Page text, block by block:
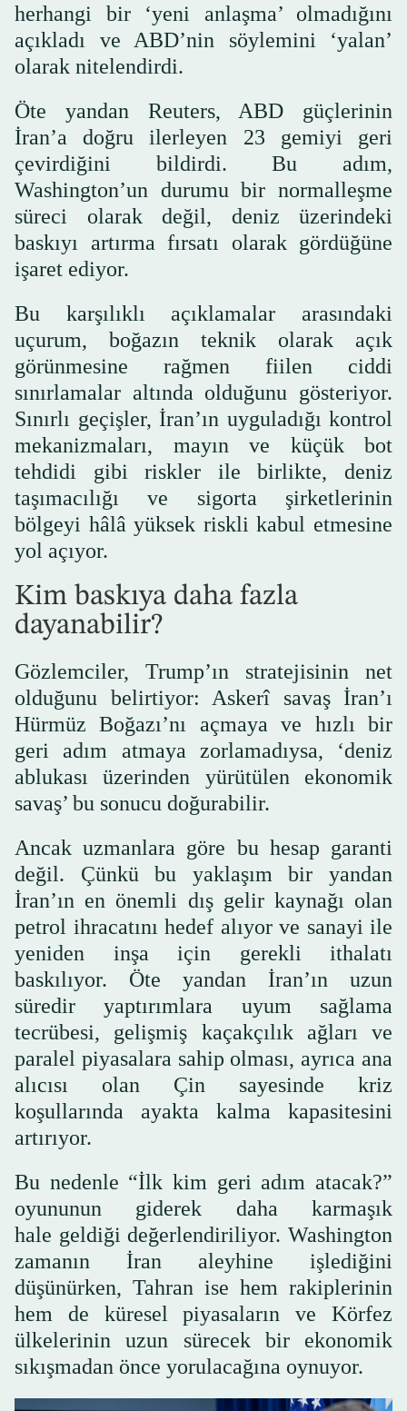
herhangi bir ‘yeni anlaşma’ olmadığını
açıkladı ve ABD’nin söylemini ‘yalan’
olarak nitelendirdi.
Öte yandan Reuters, ABD güçlerinin
İran’a doğru ilerleyen 23 gemiyi geri
çevirdiğini bildirdi. Bu adım,
Washington’un durumu bir normalleşme
süreci olarak değil, deniz üzerindeki
baskıyı artırma fırsatı olarak gördüğüne
işaret ediyor.
Bu karşılıklı açıklamalar arasındaki
uçurum, boğazın teknik olarak açık
görünmesine rağmen fiilen ciddi
sınırlamalar altında olduğunu gösteriyor.
Sınırlı geçişler, İran’ın uyguladığı kontrol
mekanizmaları, mayın ve küçük bot
tehdidi gibi riskler ile birlikte, deniz
taşımacılığı ve sigorta şirketlerinin
bölgeyi hâlâ yüksek riskli kabul etmesine
yol açıyor.
Kim baskıya daha fazla
dayanabilir?
Gözlemciler, Trump’ın stratejisinin net
olduğunu belirtiyor: Askerî savaş İran’ı
Hürmüz Boğazı’nı açmaya ve hızlı bir
geri adım atmaya zorlamadıysa, ‘deniz
ablukası üzerinden yürütülen ekonomik
savaş’ bu sonucu doğurabilir.
Ancak uzmanlara göre bu hesap garanti
değil. Çünkü bu yaklaşım bir yandan
İran’ın en önemli dış gelir kaynağı olan
petrol ihracatını hedef alıyor ve sanayi ile
yeniden inşa için gerekli ithalatı
baskılıyor. Öte yandan İran’ın uzun
süredir yaptırımlara uyum sağlama
tecrübesi, gelişmiş kaçakçılık ağları ve
paralel piyasalara sahip olması, ayrıca ana
alıcısı olan Çin sayesinde kriz
koşullarında ayakta kalma kapasitesini
artırıyor.
Bu nedenle “İlk kim geri adım atacak?”
oyununun giderek daha karmaşık
hale geldiği değerlendiriliyor. Washington
zamanın İran aleyhine işlediğini
düşünürken, Tahran ise hem rakiplerinin
hem de küresel piyasaların ve Körfez
ülkelerinin uzun sürecek bir ekonomik
sıkışmadan önce yorulacağına oynuyor.